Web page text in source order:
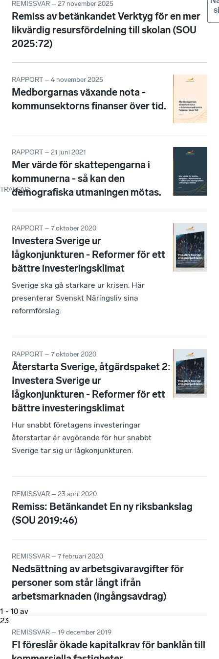
TRÄFFAR:
1 - 10 av
23
REMISSVAR – 27 november 2025
Remiss av betänkandet Verktyg för en mer
likvärdig resursfördelning till skolan (SOU
2025:72)
RAPPORT – 4 november 2025
Medborgarnas växande nota -
kommunsektorns finanser över tid.
RAPPORT – 21 juni 2021
Mer värde för skattepengarna i
kommunerna - så kan den
demografiska utmaningen mötas.
RAPPORT – 7 oktober 2020
Investera Sverige ur
lågkonjunkturen - Reformer för ett
bättre investeringsklimat
Sverige ska gå starkare ur krisen. Här
presenterar Svenskt Näringsliv sina
reformförslag.
RAPPORT – 7 oktober 2020
Återstarta Sverige, åtgärdspaket 2:
Investera Sverige ur
lågkonjunkturen - Reformer för ett
bättre investeringsklimat
Hur snabbt företagens investeringar
återstartar är avgörande för hur snabbt
Sverige tar sig ur lågkonjunkturen.
REMISSVAR – 23 april 2020
Remiss: Betänkandet En ny riksbankslag
(SOU 2019:46)
REMISSVAR – 7 februari 2020
Nedsättning av arbetsgivaravgifter för
personer som står långt ifrån
arbetsmarknaden (ingångsavdrag)
REMISSVAR – 19 december 2019
FI föreslår ökade kapitalkrav för banklån till